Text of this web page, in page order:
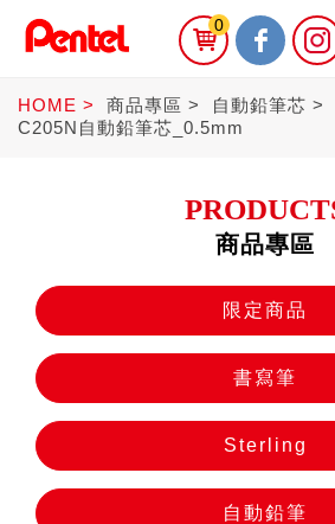
限定商
書寫筆
Sterling
0
HOME 商品專區 自動鉛筆芯
C205N自動鉛筆芯_0.5mm
商品專區
限定商品
書寫筆
Sterling
自動鉛筆